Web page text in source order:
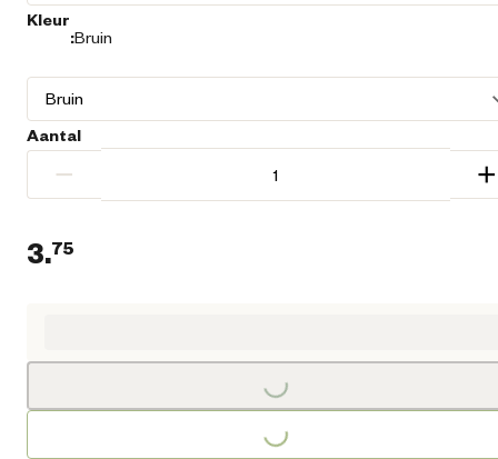
Kleur
:Bruin
Aantal
− +
3.75
Loading...
Loading...